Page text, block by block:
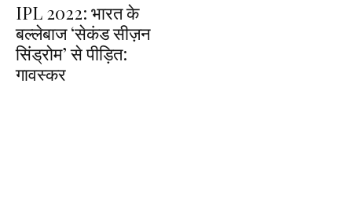
IPL 2022: भारत के
बल्लेबाज ‘सेकंड सीज़न
सिंड्रोम’ से पीड़ित:
गावस्कर